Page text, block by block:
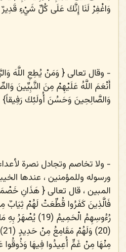
وَاغْفِرْ لَنَا إِنَّكَ عَلَى كُلِّ شَيْءٍ قَدِيرٌ
- وقال تعالى { وَمَنْ يُطِعِ اللَّهَ
أَنْعَمَ اللَّهُ عَلَيْهِمْ مِنَ النَّبِيِّينَ
وَالصَّالِحِينَ وَحَسُنَ أُولَئِكَ رَفِيقاً}
- ولا تخاصم وتجادل نصرة
ورسوله وللمؤمنين ، عندها
المبين ، قال تعالى { هَذَانِ
فَالَّذِينَ كَفَرُوا قُطِّعَتْ لَهُمْ
رُءُوسِهِمُ الْحَمِيمُ (19)
يُصْهَرُ بِهِ
(20)
وَلَهُمْ مَقَامِعُ مِنْ حَدِيدٍ (21)
مِنْهَا مِنْ غَمٍّ أُعِيدُوا فِيهَا